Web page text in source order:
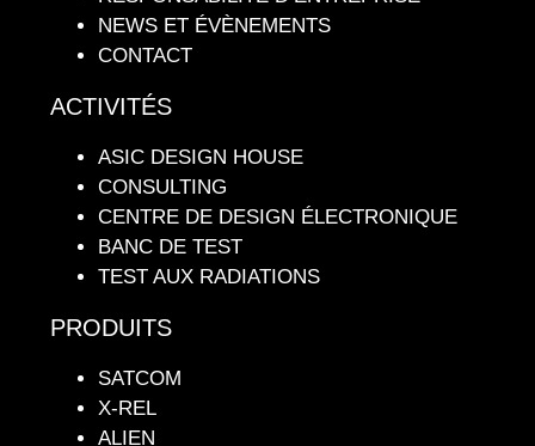
NEWS ET ÉVÈNEMENTS
CONTACT
ACTIVITÉS
ASIC DESIGN HOUSE
CONSULTING
CENTRE DE DESIGN ÉLECTRONIQUE
BANC DE TEST
TEST AUX RADIATIONS
PRODUITS
SATCOM
X-REL
ALIEN